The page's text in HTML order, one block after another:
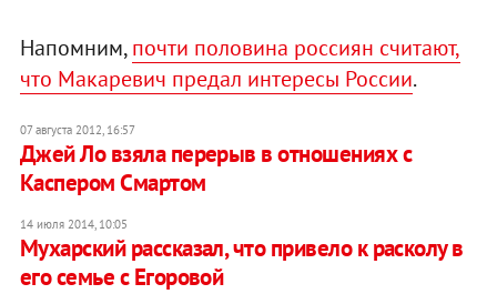
Напомним,почти половина россиян считают,
что Макаревич предал интересы России.
07 августа 2012, 16:57
Джей Ло взяла перерыв в отношениях с
Каспером Смартом
14 июля 2014, 10:05
Мухарский рассказал, что привело к расколу в
его семье с Егоровой